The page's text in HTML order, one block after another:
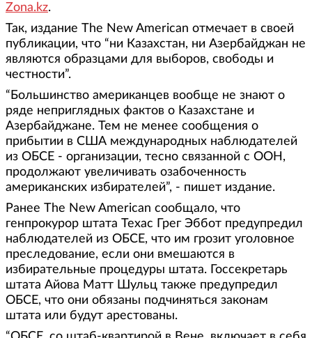
Zona.kz.
Так, издание The New American отмечает в своей
публикации, что “ни Казахстан, ни Азербайджан не
являются образцами для выборов, свободы и
честности”.
“Большинство американцев вообще не знают о
ряде неприглядных фактов о Казахстане и
Азербайджане. Тем не менее сообщения о
прибытии в США международных наблюдателей
из ОБСЕ - организации, тесно связанной с ООН,
продолжают увеличивать озабоченность
американских избирателей”, - пишет издание.
Ранее The New American сообщало, что
генпрокурор штата Техас Грег Эббот предупредил
наблюдателей из ОБСЕ, что им грозит уголовное
преследование, если они вмешаются в
избирательные процедуры штата. Госсекретарь
штата Айова Матт Шульц также предупредил
ОБСЕ, что они обязаны подчиняться законам
штата или будут арестованы.